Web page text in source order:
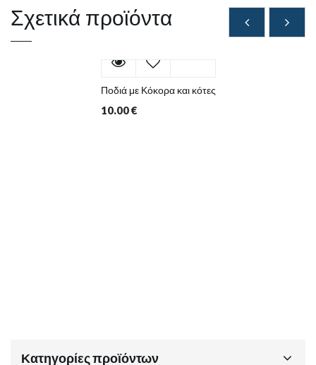
Σχετικά προϊόντα
Ποδιά με Κόκορα και κότες
10.00€
Κατηγορίες προϊόντων